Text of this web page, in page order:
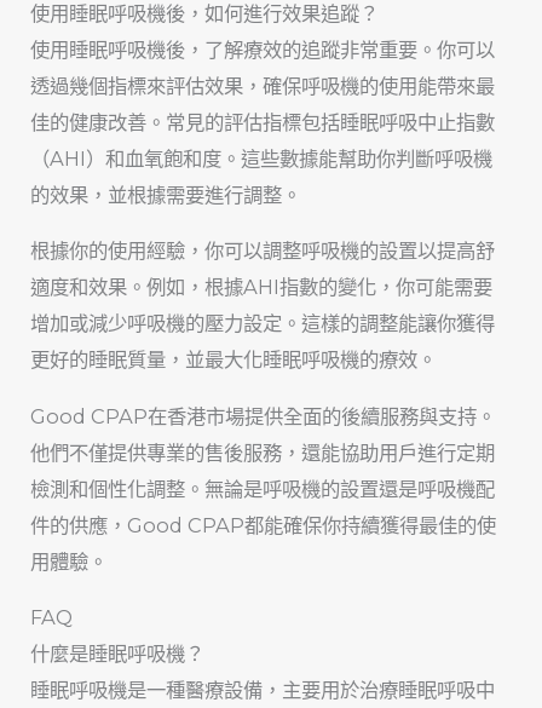
使用睡眠呼吸機後，如何進行效果追蹤？
使用睡眠呼吸機後，了解療效的追蹤非常重要。你可以
透過幾個指標來評估效果，確保呼吸機的使用能帶來最
佳的健康改善。常見的評估指標包括睡眠呼吸中止指數
（AHI）和血氧飽和度。這些數據能幫助你判斷呼吸機
的效果，並根據需要進行調整。
根據你的使用經驗，你可以調整呼吸機的設置以提高舒
適度和效果。例如，根據AHI指數的變化，你可能需要
增加或減少呼吸機的壓力設定。這樣的調整能讓你獲得
更好的睡眠質量，並最大化睡眠呼吸機的療效。
Good CPAP在香港市場提供全面的後續服務與支持。
他們不僅提供專業的售後服務，還能協助用戶進行定期
檢測和個性化調整。無論是呼吸機的設置還是呼吸機配
件的供應，Good CPAP都能確保你持續獲得最佳的使
用體驗。
FAQ
什麼是睡眠呼吸機？
睡眠呼吸機是一種醫療設備，主要用於治療睡眠呼吸中